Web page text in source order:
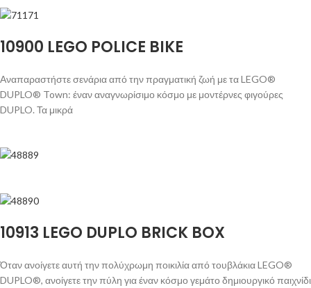
10900 LEGO POLICE BIKE
Αναπαραστήστε σενάρια από την πραγματική ζωή με τα LEGO®
DUPLO® Town: έναν αναγνωρίσιμο κόσμο με μοντέρνες φιγούρες
DUPLO. Τα μικρά
10913 LEGO DUPLO BRICK BOX
Όταν ανοίγετε αυτή την πολύχρωμη ποικιλία από τουβλάκια LEGO®
DUPLO®, ανοίγετε την πύλη για έναν κόσμο γεμάτο δημιουργικό παιχνίδι